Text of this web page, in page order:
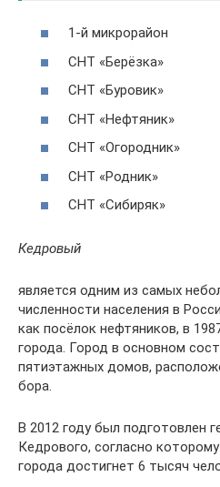
1-й микрорайон
СНТ «Берёзка»
СНТ «Буровик»
СНТ «Нефтяник»
СНТ «Огородник»
СНТ «Родник»
СНТ «Сибиряк»
Кедровый
является одним из самых
численности населения в
как посёлок нефтяников, в
города. Город в основном
пятиэтажных домов,
бора.
В 2012 году был подготовлен
Кедрового, согласно
города достигнет 6 тысяч